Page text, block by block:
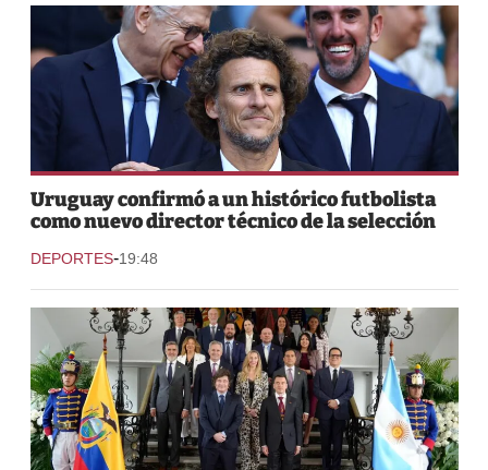
Uruguay confirmó a un histórico futbolista
como nuevo director técnico de la selección
DEPORTES-19:48